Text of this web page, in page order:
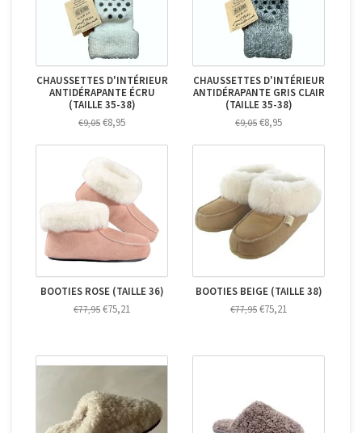
CHAUSSETTES D'INTÉRIEUR
ANTIDÉRAPANTE ÉCRU
(TAILLE 35-38)
€9,05 €8,95
CHAUSSETTES D'INTÉRIEUR
ANTIDÉRAPANTE GRIS CLAIR
(TAILLE 35-38)
€9,05 €8,95
BOOTIES ROSE (TAILLE 36)
€77,95 €75,21
BOOTIES BEIGE (TAILLE 38)
€77,95 €75,21